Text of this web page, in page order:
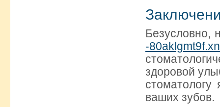
Безусловно,
-
здоровой
ваших зубов.